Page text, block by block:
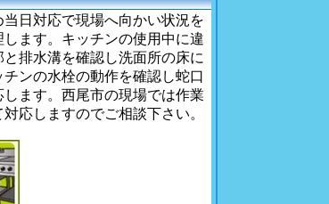
日対応で現場へ向かい状況を
ます。キッチンの使用中に違
排水溝を確認し洗面所の床に
ンの水栓の動作を確認し蛇口
ます。西尾市の現場では作業
応しますのでご相談下さい。